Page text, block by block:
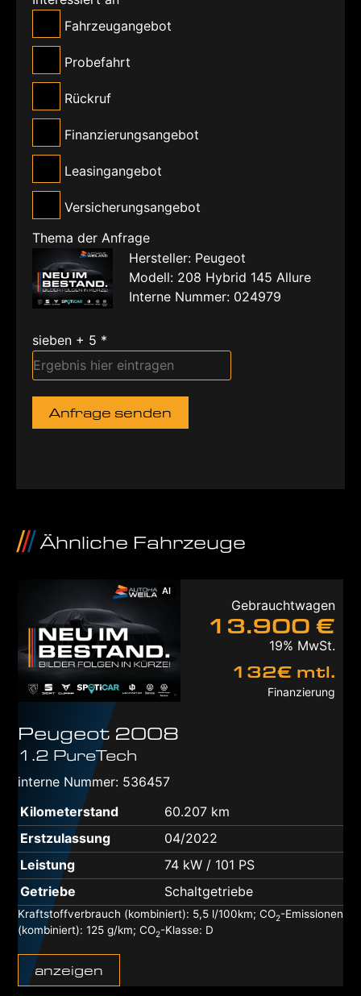
Fahrzeugangebot
Probefahrt
Rückruf
Finanzierungsangebot
Leasingangebot
Versicherungsangebot
Thema der Anfrage
Hersteller: Peugeot
Modell: 208 Hybrid 145 Allure
Interne Nummer: 024979
sieben + 5 *
Anfrage senden
Ähnliche Fahrzeuge
AI
Gebrauchtwagen
13.900 €
19% MwSt.
132€ mtl.
Finanzierung
Peugeot 2008
1.2 PureTech
interne Nummer: 536457
Kilometerstand
60.207 km
Erstzulassung
04/2022
Leistung
74 kW / 101 PS
Getriebe
Schaltgetriebe
Kraftstoffverbrauch (kombiniert): 5,5 l/100km; CO2-Emissionen
(kombiniert): 125 g/km; CO2-Klasse: D
anzeigen